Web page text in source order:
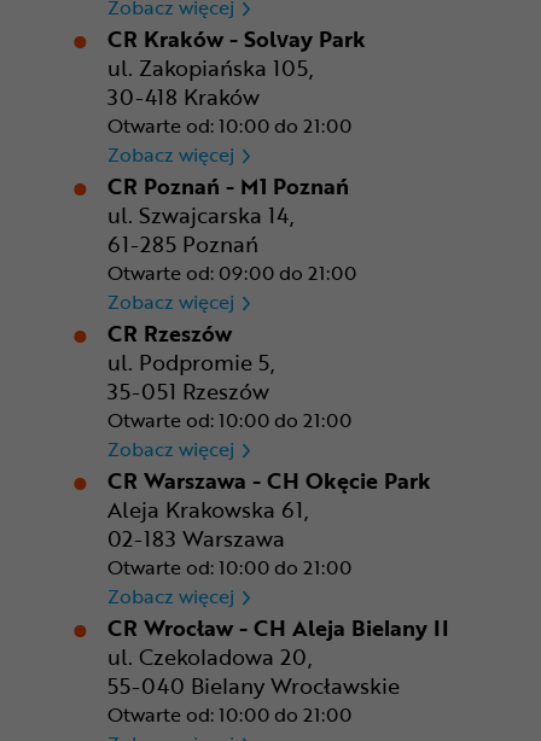
Zobacz więcej
CR Kraków - Solvay Park
ul. Zakopiańska 105,
30-418 Kraków
Otwarte od: 10:00 do 21:00
Zobacz więcej CR Kraków - Solvay Park
CR Poznań - M1 Poznań
ul. Szwajcarska 14,
61-285 Poznań
Otwarte od: 09:00 do 21:00
Zobacz więcej CR Poznań - M1 Poznań
CR Rzeszów
ul. Podpromie 5,
35-051 Rzeszów
Otwarte od: 10:00 do 21:00
Zobacz więcej CR Rzeszów
CR Warszawa - CH Okęcie Park
Aleja Krakowska 61,
02-183 Warszawa
Otwarte od: 10:00 do 21:00
Zobacz więcej CR Warszawa - CH Okęcie
CR Wrocław - CH Aleja Bielany II
ul. Czekoladowa 20,
55-040 Bielany Wrocławskie
Otwarte od: 10:00 do 21:00